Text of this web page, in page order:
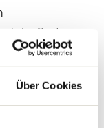
Über Cookies
System,
Entwicklung
Mit der